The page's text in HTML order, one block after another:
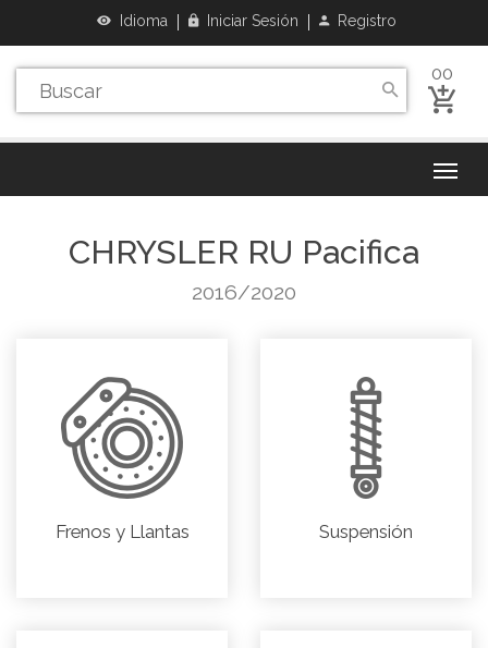
Idioma Iniciar Sesión Registro
00
CHRYSLER RU Pacifica
2016/2020
Frenos y Llantas Suspensión